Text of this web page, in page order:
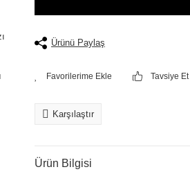
Ürünü Paylaş
Tavsiye Et
Karşılaştır
Ürün Bilgisi